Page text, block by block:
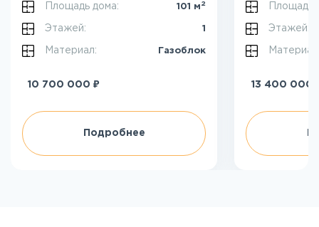
Площадь дома: 101 м 2
Этажей: 1
Материал: Газоблок
10 700 000 ₽
Подробнее
Площадь
Этажей:
13 400 000